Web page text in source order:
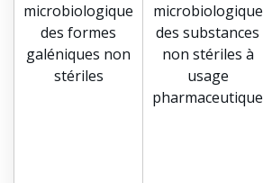
microbiologique
des formes
galéniques non
stériles
microbiologique
des substances
non stériles à
usage
pharmaceutique